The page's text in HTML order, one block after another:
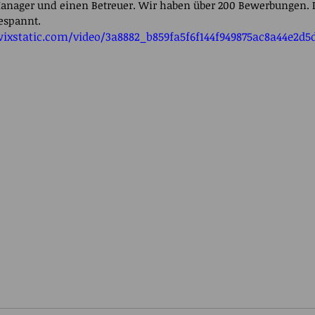
und einen Betreuer. Wir haben über 200
video/